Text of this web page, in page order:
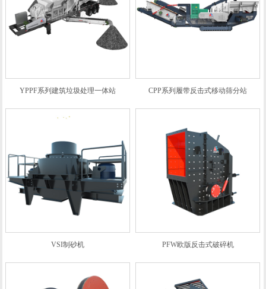
YPPF系列建筑垃圾处理一体站 CPP系列履带反击式移动筛分站
VSI制砂机 PFW欧版反击式破碎机